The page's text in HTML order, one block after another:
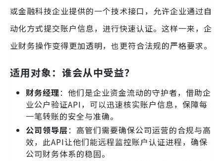
或金融科技企业提供的一个技术接口，允许企业通过自
动化方式提交账户信息，进行快速认证。这样一来，企
业财务操作变得更加透明，也更符合法规的严格要求。
适用对象：谁会从中受益？
财务经理：他们是企业资金流动的守护者，借助企
业公户验证API，可以迅速核实账户信息，保障每
一笔转账的安全与准确。
公司领导层：高管们需要确保公司运营的合规与高
效，此API让他们能远程监控账户认证进程，确保
公司财务体系的稳固。